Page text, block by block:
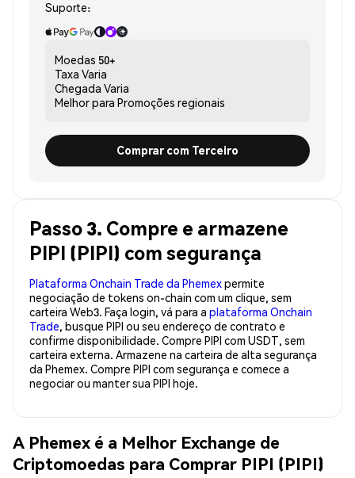
Suporte:
Moedas 50+
Taxa Varia
Chegada Varia
Melhor para Promoções regionais
Comprar com Terceiro
Passo 3. Compre e armazene
PIPI (PIPI) com segurança
Plataforma Onchain Trade da Phemexpermite
negociação de tokens on-chain com um clique, sem
carteira Web3. Faça login, vá para a plataforma Onchain
Trade, busque PIPI ou seu endereço de contrato e
confirme disponibilidade. Compre PIPI com USDT, sem
carteira externa. Armazene na carteira de alta segurança
da Phemex. Compre PIPI com segurança e comece a
negociar ou manter sua PIPI hoje.
A Phemex é a Melhor Exchange de
Criptomoedas para Comprar PIPI (PIPI)